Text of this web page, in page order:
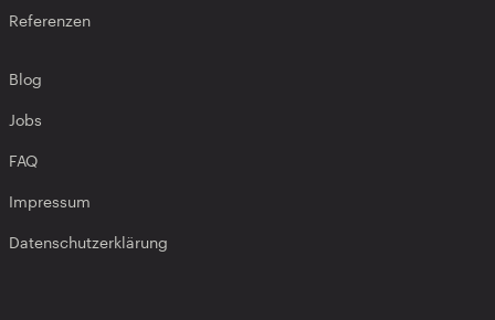
Referenzen
Blog
Jobs
FAQ
Impressum
Datenschutzerklärung